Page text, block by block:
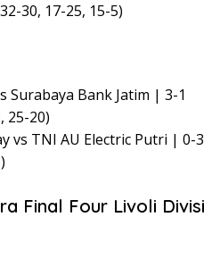
30, 17-25, 15-5)
Surabaya Bank Jatim | 3-1
25-20)
vs TNI AU Electric Putri | 0-3
Final Four Livoli Divisi